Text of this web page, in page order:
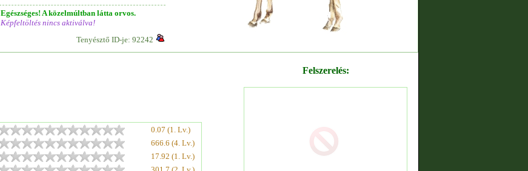
Egészséges! A közelmúltban látta orvos.
Képfeltöltés nincs aktiválva!
Tenyésztő ID-je: 92242
0.07 (1. Lv.)
666.6 (4. Lv.)
17.92 (1. Lv.)
Felszerelés: